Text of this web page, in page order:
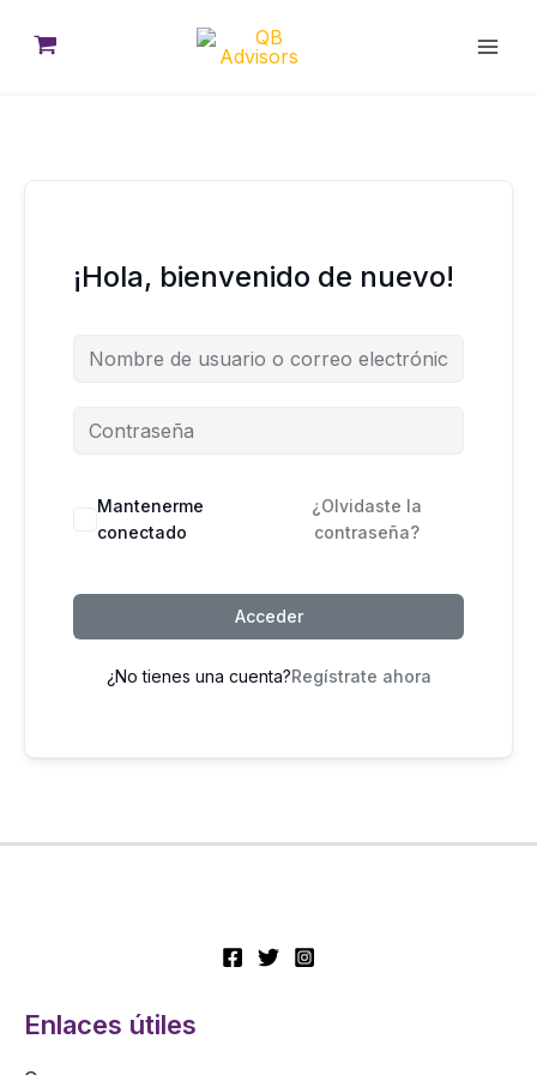
¡Hola, bienvenido de nuevo!
Mantenerme
conectado
¿Olvidaste la
contraseña?
Acceder
¿No tienes una cuenta?Regístrate ahora
Enlaces útiles